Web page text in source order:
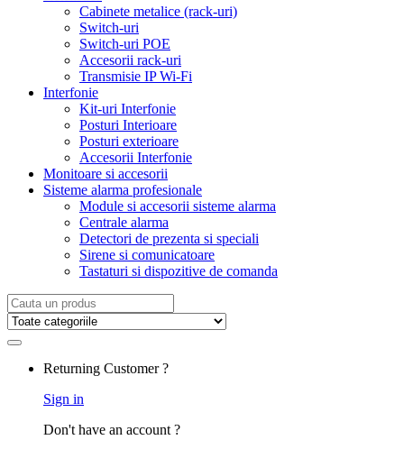
Cabinete metalice (rack-uri)
Switch-uri
Switch-uri POE
Accesorii rack-uri
Transmisie IP Wi-Fi
Interfonie
Kit-uri Interfonie
Posturi Interioare
Posturi exterioare
Accesorii Interfonie
Monitoare si accesorii
Sisteme alarma profesionale
Module si accesorii sisteme alarma
Centrale alarma
Detectori de prezenta si speciali
Sirene si comunicatoare
Tastaturi si dispozitive de comanda
Search
for:
Returning Customer ?
Sign in
Don't have an account ?